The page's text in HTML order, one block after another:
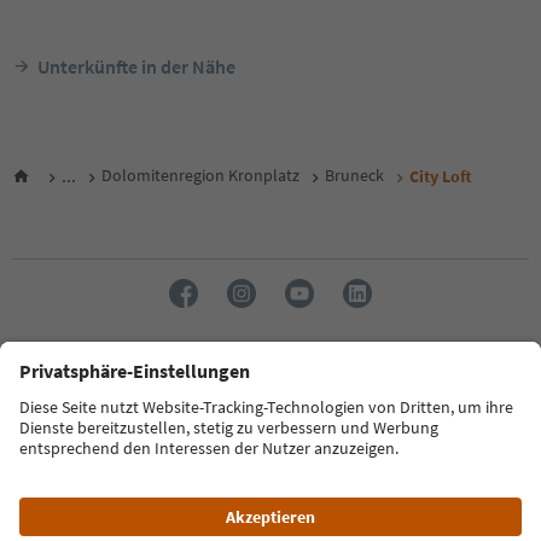
Unterkünfte in der Nähe
... Dolomitenregion Kronplatz Bruneck City Loft
Sprache: Deutsch
FAQ Kontakt Presse MICE Datenschutzerklärung
Zugänglichkeitserklärung